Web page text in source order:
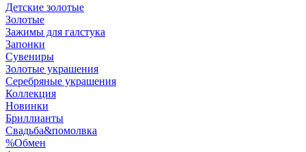
Детские золотые
Золотые
Зажимы для галстука
Запонки
Сувениры
Золотые украшения
Серебряные украшения
Коллекция
Новинки
Бриллианты
Свадьба&помолвка
%Обмен